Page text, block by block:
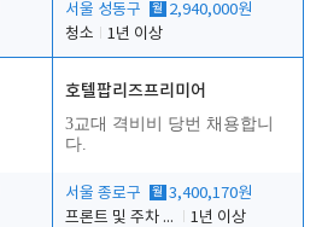
서울 성동구 월 2,940,000원
청소
1년 이상
호텔팝리즈프리미어
3교대 격비비 당번 채용합니
다.
서울 종로구 월 3,400,170원
프론트 및 주차 객실관리
1년 이상